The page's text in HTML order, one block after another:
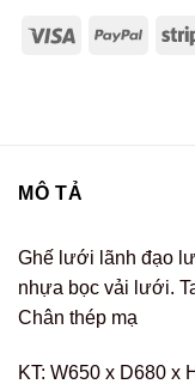
MÔ TẢ
Ghế lưới lãnh đạo
nhựa bọc vải lưới.
Chân thép mạ
KT: W650 x D680 x